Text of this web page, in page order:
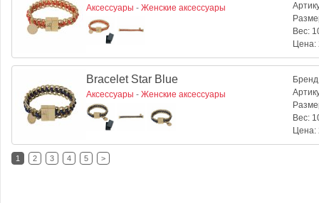
Аксессуары - Женские аксессуары
Вес:
Цена:
Bracelet Star Blue
Аксессуары - Женские аксессуары
Вес:
Цена:
1 2 3 4 5 >